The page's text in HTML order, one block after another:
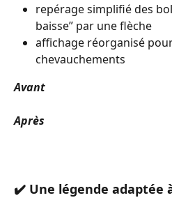
repérage simplifié des
baisse” par une flèche
affichage réorganisé
chevauchements
Avant
Après
✔️ Une légende adaptée